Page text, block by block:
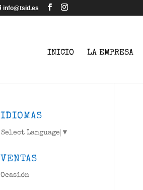
info@tsid.es
INICIO LA EMPRESA
IDIOMAS
Select Language ▼
VENTAS
Ocasión